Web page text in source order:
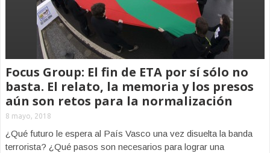
Focus Group: El fin de ETA por sí sólo no
basta. El relato, la memoria y los presos
aún son retos para la normalización
8 mayo, 2018
¿Qué futuro le espera al País Vasco una vez disuelta la banda
terrorista? ¿Qué pasos son necesarios para lograr una